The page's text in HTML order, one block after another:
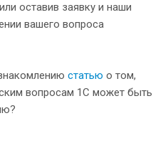
оставив заявку и наши
вашего вопроса
статью о том,
вопросам 1С может быть